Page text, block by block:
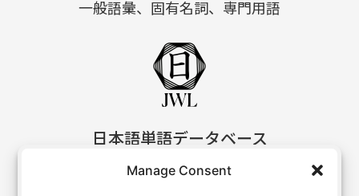
Manage Consent
一般語彙、固有名詞、専門用語
日本語単語データベース
一般語彙、固有名詞、専門用語